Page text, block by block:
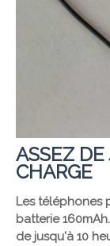
ASSEZ
CHARGE
Les téléphones
batterie
de jusqu'à 10